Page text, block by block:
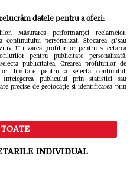
în iulie!
de sănătate
Ce zodii sunt
datele pentru a oferi:
Măsurarea performanței reclamelor.
personalizat. Stocarea și/sau
Utilizarea profilurilor pentru selectarea
pentru publicitate personalizată.
publicitatea. Crearea profilurilor de
limitate pentru a selecta conținutul.
Înțelegerea publicului prin statistici sau
precise de geolocație și identificarea prin
INDIVIDUAL